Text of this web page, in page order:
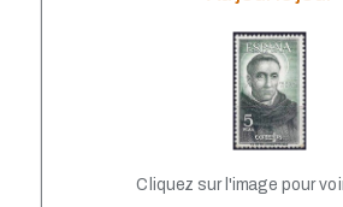
MDP 2014 séries
MDP 2007
MDP 2006
Cliquez sur l'image pour